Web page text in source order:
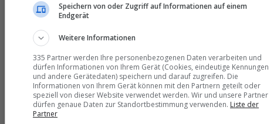
Speichern von oder Zugriff auf Informationen auf einem
Endgerät
Weitere Informationen
335 Partner werden Ihre personenbezogenen Daten verarbeiten und
dürfen Informationen von Ihrem Gerät (Cookies, eindeutige Kennungen
und andere Gerätedaten) speichern und darauf zugreifen. Die
Informationen von Ihrem Gerät können mit den Partnern geteilt oder
speziell von dieser Website verwendet werden. Wir und unsere Partner
dürfen genaue Daten zur Standortbestimmung verwenden. Liste der
Partner